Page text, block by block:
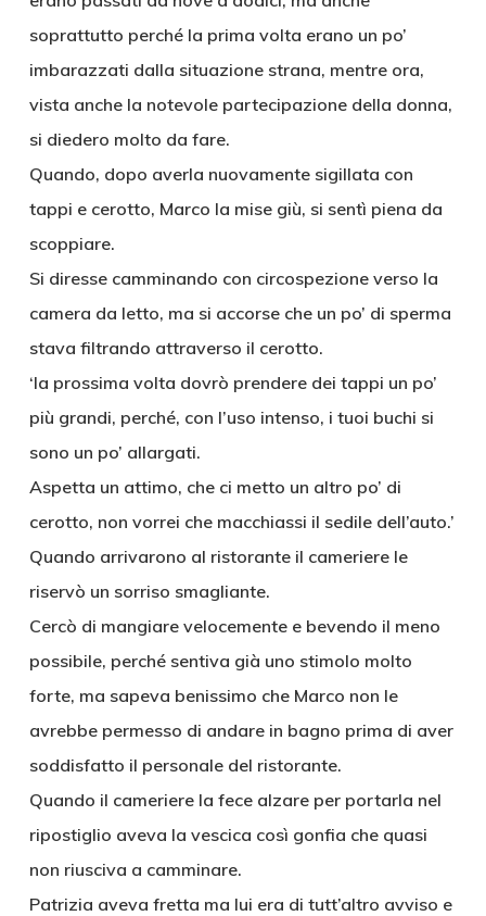
soprattutto perché la prima volta erano un po’
imbarazzati dalla situazione strana, mentre ora,
vista anche la notevole partecipazione della donna,
si diedero molto da fare.
Quando, dopo averla nuovamente sigillata con
tappi e cerotto, Marco la mise giù, si sentì piena da
scoppiare.
Si diresse camminando con circospezione verso la
camera da letto, ma si accorse che un po’ di sperma
stava filtrando attraverso il cerotto.
‘la prossima volta dovrò prendere dei tappi un po’
più grandi, perché, con l’uso intenso, i tuoi buchi si
sono un po’ allargati.
Aspetta un attimo, che ci metto un altro po’ di
cerotto, non vorrei che macchiassi il sedile dell’auto.’
Quando arrivarono al ristorante il cameriere le
riservò un sorriso smagliante.
Cercò di mangiare velocemente e bevendo il meno
possibile, perché sentiva già uno stimolo molto
forte, ma sapeva benissimo che Marco non le
avrebbe permesso di andare in bagno prima di aver
soddisfatto il personale del ristorante.
Quando il cameriere la fece alzare per portarla nel
ripostiglio aveva la vescica così gonfia che quasi
non riusciva a camminare.
Patrizia aveva fretta ma lui era di tutt’altro avviso e